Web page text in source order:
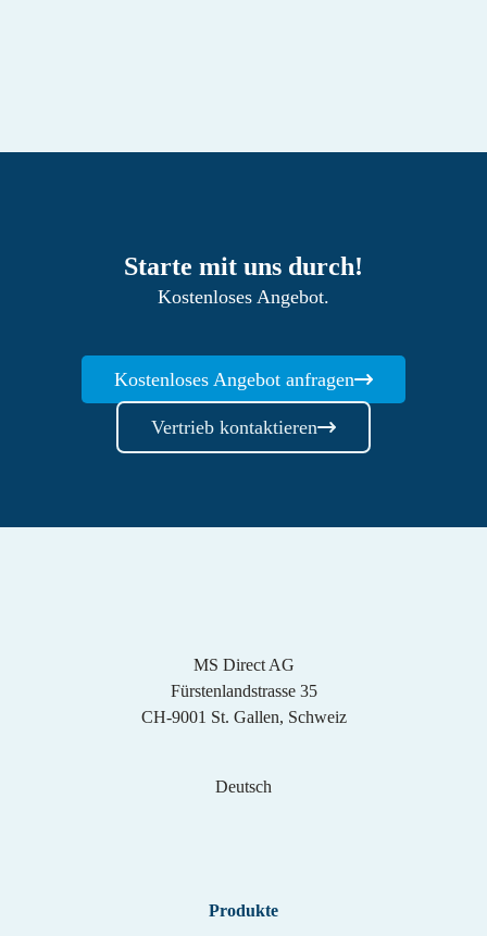
Starte mit uns durch!
Kostenloses Angebot.
Kostenloses Angebot anfragen
Vertrieb kontaktieren
MS Direct AG
Fürstenlandstrasse 35
CH-9001 St. Gallen, Schweiz
Deutsch
Produkte